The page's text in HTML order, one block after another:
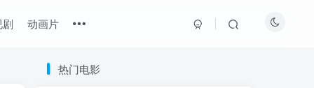
剧 动画片
热门电影